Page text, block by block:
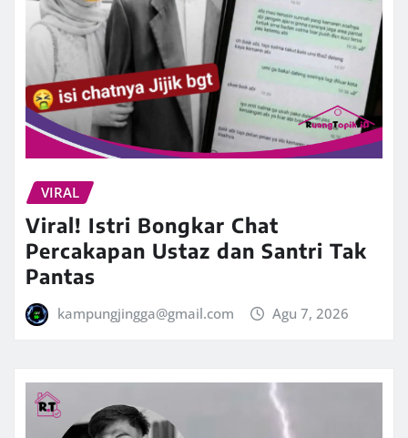
VIRAL
Viral! Istri Bongkar Chat
Percakapan Ustaz dan Santri Tak
Pantas
kampungjingga@gmail.com Agu 7, 2026